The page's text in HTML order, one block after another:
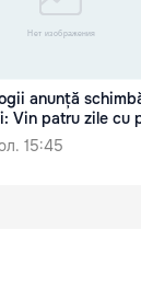
anunță
Vin patru zile cu
15:45